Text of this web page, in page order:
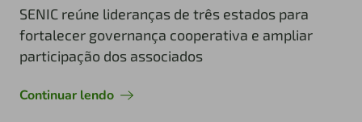
SENIC reúne lideranças de três estados para
fortalecer governança cooperativa e ampliar
participação dos associados
Continuar lendo